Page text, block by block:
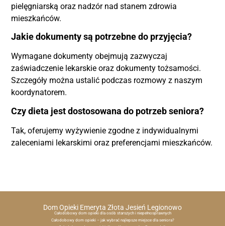
pielęgniarską oraz nadzór nad stanem zdrowia
mieszkańców.
Jakie dokumenty są potrzebne do przyjęcia?
Wymagane dokumenty obejmują zazwyczaj
zaświadczenie lekarskie oraz dokumenty tożsamości.
Szczegóły można ustalić podczas rozmowy z naszym
koordynatorem.
Czy dieta jest dostosowana do potrzeb seniora?
Tak, oferujemy wyżywienie zgodne z indywidualnymi
zaleceniami lekarskimi oraz preferencjami mieszkańców.
Dom Opieki Emeryta Złota Jesień Legionowo
Całodobowy dom opieki dla osób starszych i niepełnosprawnych
Całodobowy dom opieki – jak wybrać najlepsze miejsce dla seniora?